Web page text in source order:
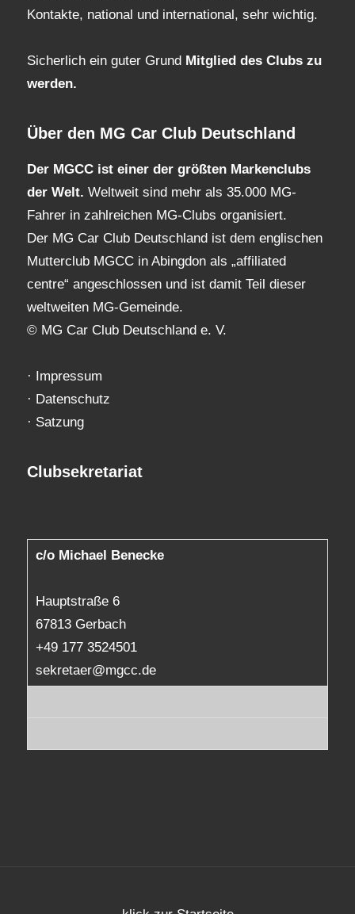
Kontakte, national und international, sehr wichtig.
Sicherlich ein guter Grund Mitglied des Clubs zu
werden.
Über den MG Car Club Deutschland
Der MGCC ist einer der größten Markenclubs
der Welt. Weltweit sind mehr als 35.000 MG-
Fahrer in zahlreichen MG-Clubs organisiert.
Der MG Car Club Deutschland ist dem englischen
Mutterclub MGCC in Abingdon als „affiliated
centre“ angeschlossen und ist damit Teil dieser
weltweiten MG-Gemeinde.
© MG Car Club Deutschland e. V.
· Impressum
· Datenschutz
· Satzung
Clubsekretariat
c/o Michael Benecke
Hauptstraße 6
67813 Gerbach
+49 177 3524501
sekretaer@mgcc.de